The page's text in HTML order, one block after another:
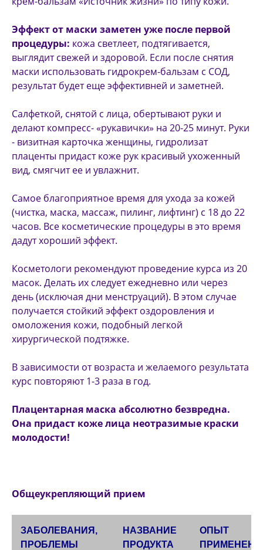
Эффект от маски заметен уже после первой
процедуры: кожа светлеет, подтягивается,
выглядит свежей и здоровой. Если после снятия
маски использовать гидрокрем-бальзам с СОД,
результат будет еще эффективней и заметней.
Салфеткой, снятой с лица, обертывают руки и
делают компресс- «рукавички» на 20-25 минут. Руки
- визитная карточка женщины, гидролизат
плаценты придаст коже рук красивый ухоженный
вид, смягчит ее и увлажнит.
Самое благоприятное время для ухода за кожей
(чистка, маска, массаж, пилинг, лифтинг) с 18 до 22
часов. Все косметические процедуры в это время
дадут хороший эффект.
Косметологи рекомендуют проведение курса из 20
масок. Делать их следует ежедневно или через
день (исключая дни менструаций). В этом случае
получается стойкий эффект оздоровления и
омоложения кожи, подобный легкой
хирургической подтяжке.
В зависимости от возраста и желаемого результата
курс повторяют 1-3 раза в год.
Плацентарная маска абсолютно безвредна.
Она придаст коже лица неотразимые краски
молодости!
Общеукрепляющий прием
ЗАБОЛЕВАНИЯ,
ПРОБЛЕМЫ
НАЗВАНИЕ
ПРОДУКТА
ОПЫТ